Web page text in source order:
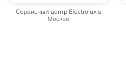
Сервисный центр Electrolux в
Москве